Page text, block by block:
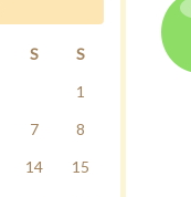
S
S
1
7
8
14
15